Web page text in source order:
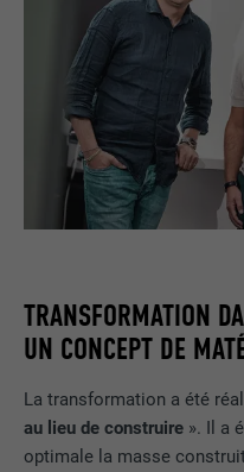
TRANSFORMATION
UN CONCEPT DE
La transformation a été
au lieu de construire ». Il a
optimale la masse